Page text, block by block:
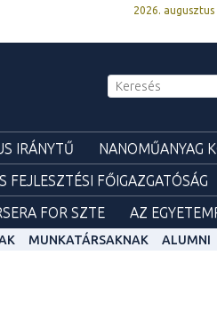
2026.
IRÁNYTŰ
NANOMŰANYAG
FEJLESZTÉSI FŐIGAZGATÓSÁG
FOR SZTE AZ
MUNKATÁRSAKNAK ALUMNI